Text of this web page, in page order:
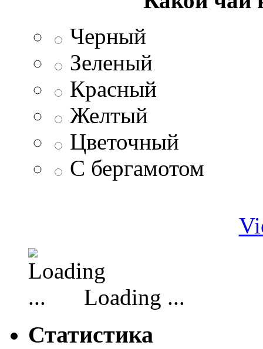
Черный
Зеленый
Красный
Желтый
Цветочный
С бергамотом
Loading ...
Статистика